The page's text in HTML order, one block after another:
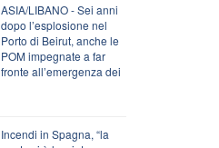
ASIA/LIBANO - Sei anni
dopo l’esplosione nel
Porto di Beirut, anche le
POM impegnate a far
fronte all’emergenza dei
Incendi in Spagna, “la